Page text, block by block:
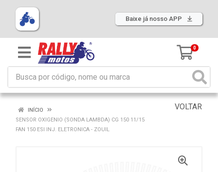
Baixe já nosso APP
0
VOLTAR
INÍCIO
SENSOR OXIGENIO (SONDA LAMBDA) CG 150 11/15
FAN 150 ESI INJ. ELETRONICA - ZOUIL